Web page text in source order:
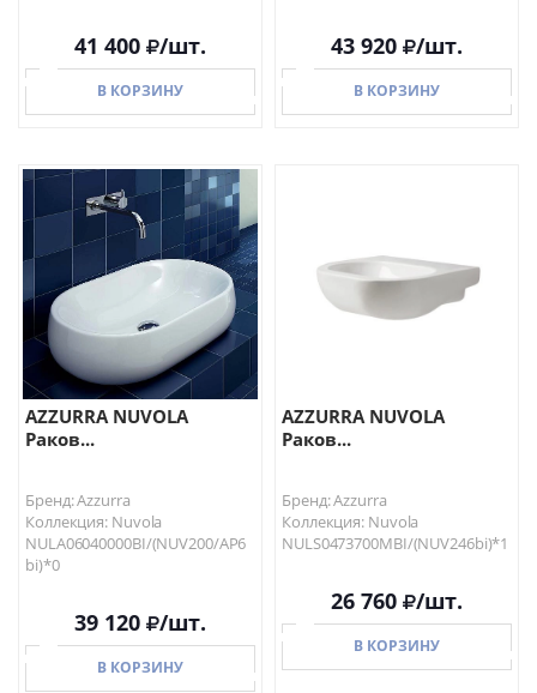
41 400 /шт.
В КОРЗИНУ
В КОРЗИНУ
43 920 /шт.
В КОРЗИНУ
AZZURRA NUVOLA
Раков...
Бренд: Azzurra
Коллекция: Nuvola
NULA06040000BI/(NUV200/AP6
bi)*0
39 120 /шт.
В КОРЗИНУ
AZZURRA NUVOLA
Раков...
Бренд: Azzurra
Коллекция: Nuvola
NULS0473700MBI/(NUV246bi)*1
26 760 /шт.
В КОРЗИНУ